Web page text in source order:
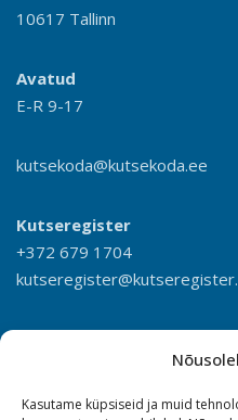
Kasutame küpsiseid ja muid
10617 Tallinn
Avatud
E-R 9-17
kutsekoda@kutsekoda.ee
Kutseregister
+372 679 1704